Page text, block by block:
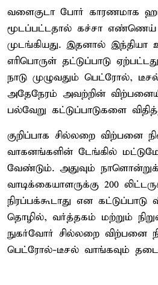
வளைகுடா போர் காரணமாக
மூடப்பட்டதால் கச்சா எண்ணெய்
முடங்கியது. இதனால் இந்தியா
எரிபொருள் தட்டுப்பாடு
நாடு முழுவதும் பெட்ரோல்,
அதேநேரம் அவற்றின்
பல்வேறு கட்டுப்பாடுகளை
குறிப்பாக சில்லறை விற்பனை
வாகனங்களின் டேங்கில்
வேண்டும். அதுவும்
வாடிக்கையாளருக்கு 200
நிரப்பக்கூடாது என
தொழில், வர்த்தகம் மற்றும்
நுகர்வோர் சில்லறை விற்பனை
பெட்ரோல்-டீசல் வாங்கவும் தடை